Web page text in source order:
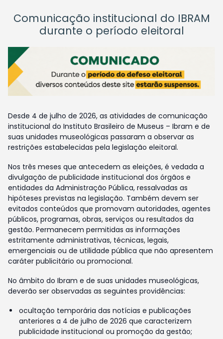
Comunicação institucional do IBRAM
durante o período eleitoral
Desde 4 de julho de 2026, as atividades de comunicação
institucional do Instituto Brasileiro de Museus – Ibram e de
suas unidades museológicas passaram a observar as
restrições estabelecidas pela legislação eleitoral.
Nos três meses que antecedem as eleições, é vedada a
divulgação de publicidade institucional dos órgãos e
entidades da Administração Pública, ressalvadas as
hipóteses previstas na legislação. Também devem ser
evitados conteúdos que promovam autoridades, agentes
públicos, programas, obras, serviços ou resultados da
gestão. Permanecem permitidas as informações
estritamente administrativas, técnicas, legais,
emergenciais ou de utilidade pública que não apresentem
caráter publicitário ou promocional.
No âmbito do Ibram e de suas unidades museológicas,
deverão ser observadas as seguintes providências:
ocultação temporária das notícias e publicações
anteriores a 4 de julho de 2026 que caracterizem
publicidade institucional ou promoção da gestão;